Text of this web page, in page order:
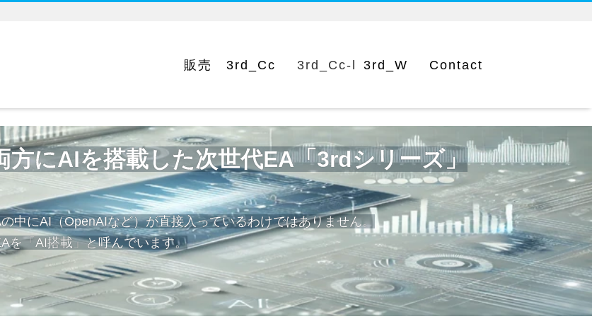
販売 3rd_Cc 3rd_Cc-l 3rd_W Contact
にAIを搭載した次世代EA「3rdシリーズ」
中にAI（OpenAIなど）が直接入っているわけではありません。
を「AI搭載」と呼んでいます。